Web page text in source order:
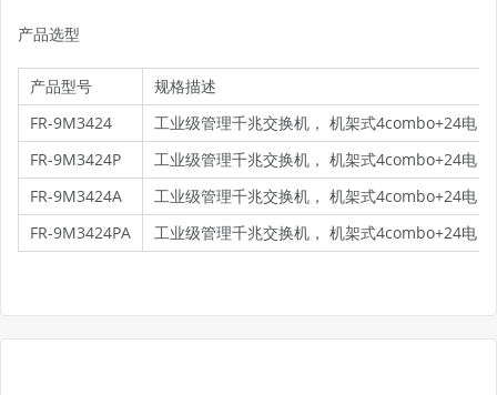
产品选型
产品型号
规格描述
FR-9M3424
工业级管理千兆交换机， 机架式4combo+24电，
FR-9M3424P
工业级管理千兆交换机， 机架式4combo+24电，
FR-9M3424A
工业级管理千兆交换机， 机架式4combo+24电
FR-9M3424PA
工业级管理千兆交换机， 机架式4combo+24电